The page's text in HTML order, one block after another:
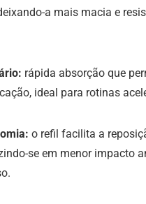
a mais macia e
rápida absorção que
ideal para rotinas
o refil facilita a
se em menor impacto